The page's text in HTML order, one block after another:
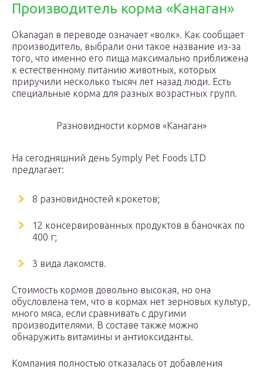
Производитель корма «Канаган»
Okanagan в переводе означает «волк». Как сообщает
производитель, выбрали они такое название из-за
того, что именно его пища максимально приближена
к естественному питанию животных, которых
приручили несколько тысяч лет назад люди. Есть
специальные корма для разных возрастных групп.
Разновидности кормов «Канаган»
На сегодняшний день Symply Pet Foods LTD
предлагает:
8 разновидностей крокетов;
12 консервированных продуктов в баночках по
400 г;
3 вида лакомств.
Стоимость кормов довольно высокая, но она
обусловлена тем, что в кормах нет зерновых культур,
много мяса, если сравнивать с другими
производителями. В составе также можно
обнаружить витамины и антиоксиданты.
Компания полностью отказалась от добавления